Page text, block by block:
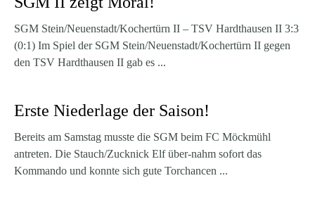
SGM Stein/Neuenstadt/Kochertürn II – TSV Hardthausen II 3:3
(0:1) Im Spiel der SGM Stein/Neuenstadt/Kochertürn II gegen
den TSV Hardthausen II gab es ...
Erste Niederlage der Saison!
Bereits am Samstag musste die SGM beim FC Möckmühl
antreten. Die Stauch/Zucknick Elf über-nahm sofort das
Kommando und konnte sich gute Torchancen ...